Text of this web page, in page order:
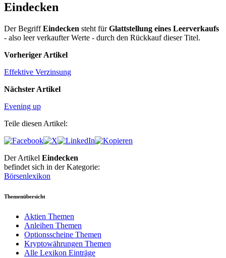
Eindecken
Der BegriffEindecken steht fürGlattstellung eines Leerverkaufs
- also leer verkaufter Werte - durch den Rückkauf dieser Titel.
Vorheriger Artikel
Effektive Verzinsung
Nächster Artikel
Evening up
Teile diesen Artikel:
Der Artikel Eindecken
befindet sich in der Kategorie:
Börsenlexikon
Themenübersicht
Aktien Themen
Anleihen Themen
Optionsscheine Themen
Kryptowährungen Themen
Alle Lexikon Einträge